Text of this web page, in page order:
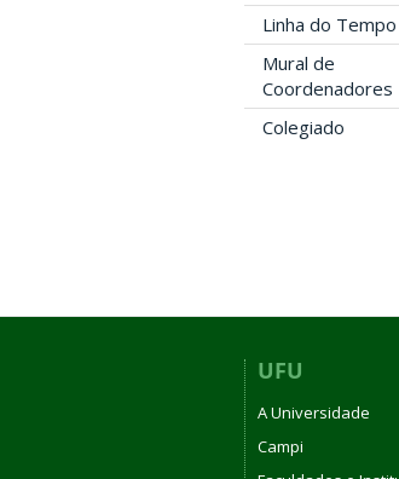
Linha do Tempo
Mural de
Coordenadores
Colegiado
UFU
A Universidade
Campi